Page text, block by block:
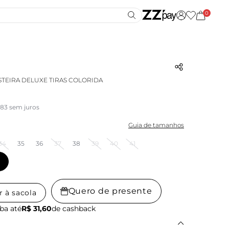
0
DELUXE TIRAS COLORIDA
sem juros
Guia de tamanhos
35 36 37 38 39 40 41
à sacola Quero de presente
atéR$ 31,60de cashback